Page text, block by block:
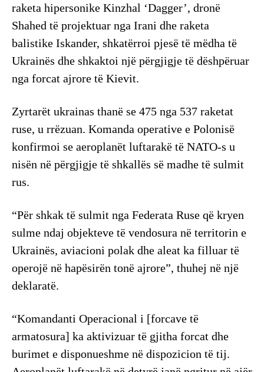
raketa hipersonike Kinzhal ‘Dagger’, dronë
Shahed të projektuar nga Irani dhe raketa
balistike Iskander, shkatërroi pjesë të mëdha të
Ukrainës dhe shkaktoi një përgjigje të dëshpëruar
nga forcat ajrore të Kievit.
Zyrtarët ukrainas thanë se 475 nga 537 raketat
ruse, u rrëzuan. Komanda operative e Polonisë
konfirmoi se aeroplanët luftarakë të NATO-s u
nisën në përgjigje të shkallës së madhe të sulmit
rus.
“Për shkak të sulmit nga Federata Ruse që kryen
sulme ndaj objekteve të vendosura në territorin e
Ukrainës, aviacioni polak dhe aleat ka filluar të
operojë në hapësirën tonë ajrore”, thuhej në një
deklaratë.
“Komandanti Operacional i [forcave të
armatosura] ka aktivizuar të gjitha forcat dhe
burimet e disponueshme në dispozicion të tij.